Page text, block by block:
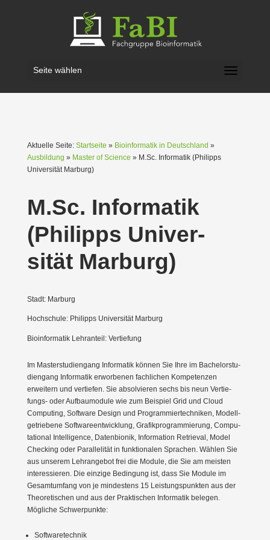
Seite wählen
Aktuelle Seite: Startseite » Bioinformatik in Deutschland »
Ausbildung » Master of Science » M.Sc. Infor­matik (Philipps
Univer­sität Marburg)
M.Sc. Infor­matik
(Philipps Univer­
sität Marburg)
Stadt: Marburg
Hochschule: Philipps Universität Marburg
Bioinformatik Lehranteil: Vertiefung
Im Master­stu­di­engang Infor­matik können Sie Ihre im Bache­lor­stu­
di­engang Infor­matik erwor­benen fachlichen Kompe­tenzen
erweitern und vertiefen. Sie absol­vieren sechs bis neun Vertie­
fungs- oder Aufbau­module wie zum Beispiel Grid und Cloud
Computing, Software Design und Program­mier­tech­niken, Modell­
ge­triebene Software­ent­wicklung, Grafik­pro­gram­mierung, Compu­
ta­tional Intel­li­gence, Daten­bionik, Infor­mation Retrieval, Model
Checking oder Paral­le­lität in funktio­nalen Sprachen. Wählen Sie
aus unserem Lehran­gebot frei die Module, die Sie am meisten
inter­es­sieren. Die einzige Bedingung ist, dass Sie Module im
Gesamt­umfang von je mindestens 15 Leistungs­punkten aus der
Theore­ti­schen und aus der Prakti­schen Infor­matik belegen.
Mögliche Schwer­punkte:
Software­technik